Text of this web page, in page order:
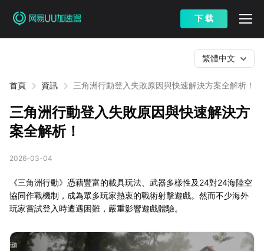
下 载
首頁 資訊 三角洲行動登入失敗原因與快速解決方案全解析！
繁體中文
三角洲行動登入失敗原因與快速解決方
案全解析！
2026-03-04
《三角洲行動》憑藉豐富的載具玩法、武器多樣性及24對24海陸空
協同作戰機制，成為眾多玩家熱衷的戰術射擊遊戲。然而不少海外
玩家嘗試登入時遭遇困難，嚴重影響遊戲體驗。